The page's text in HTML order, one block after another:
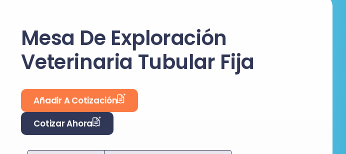
Mesa De Exploración
Veterinaria Tubular Fija
Añadir A Cotización
Cotizar Ahora